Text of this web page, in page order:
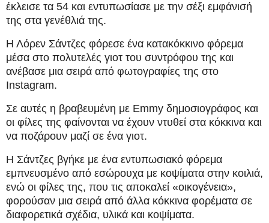
έκλεισε τα 54 και εντυπωσίασε με την σέξι εμφάνισή
της στα γενέθλιά της.
Η Λόρεν Σάντζες φόρεσε ένα κατακόκκινο φόρεμα
μέσα στο πολυτελές γιοτ του συντρόφου της και
ανέβασε μια σειρά από φωτογραφίες της στο
Instagram.
Σε αυτές η βραβευμένη με Emmy δημοσιογράφος και
οι φίλες της φαίνονται να έχουν ντυθεί στα κόκκινα και
να ποζάρουν μαζί σε ένα γιοτ.
Η Σάντζες βγήκε με ένα εντυπωσιακό φόρεμα
εμπνευσμένο από εσώρουχα με κοψίματα στην κοιλιά,
ενώ οι φίλες της, που τις αποκαλεί «οικογένεια»,
φορούσαν μια σειρά από άλλα κόκκινα φορέματα σε
διαφορετικά σχέδια, υλικά και κοψίματα.